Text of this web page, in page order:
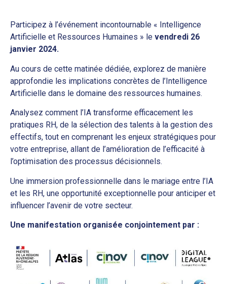
Participez à l’événement incontournable « Intelligence
Artificielle et Ressources Humaines » le vendredi 26
janvier 2024.
Au cours de cette matinée dédiée, explorez de manière
approfondie les implications concrètes de l’Intelligence
Artificielle dans le domaine des ressources humaines.
Analysez comment l’IA transforme efficacement les
pratiques RH, de la sélection des talents à la gestion des
effectifs, tout en comprenant les enjeux stratégiques pour
votre entreprise, allant de l’amélioration de l’efficacité à
l’optimisation des processus décisionnels.
Une immersion professionnelle dans le mariage entre l’IA
et les RH, une opportunité exceptionnelle pour anticiper et
influencer l’avenir de votre secteur.
Une manifestation organisée conjointement par :